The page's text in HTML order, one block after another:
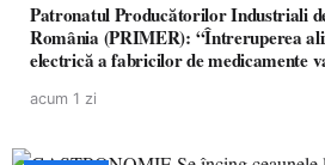
Patronatul Producătorilor Industriali
România (PRIMER): “Întreruperea
electrică a fabricilor de medicamente
acum 1 zi